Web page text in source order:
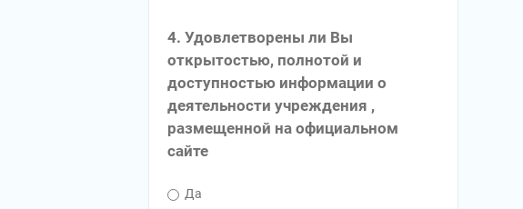
4. Удовлетворены ли Вы
открытостью, полнотой и
доступностью информации о
деятельности учреждения ,
размещенной на официальном
сайте
Да